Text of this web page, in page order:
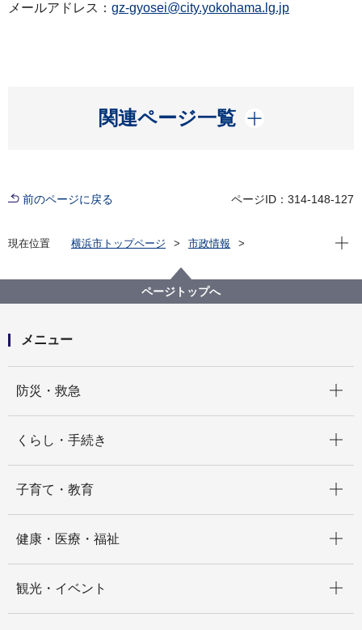
メールアドレス： gz-gyosei@city.yokohama.lg.jp
関連ページ一覧
開く
前のページに戻る ページID：314-148-127
現在位置 横浜市トップページ
市政情報
記者発表 2022年度
【記者発表】デジタルによる創発・共創のマッチング
プラットフォーム「YOKOHAMA Hack!」 キックオ
現在
ページトップへ
メニュー
防災・救急
くらし・手続き
子育て・教育
健康・医療・福祉
観光・イベント